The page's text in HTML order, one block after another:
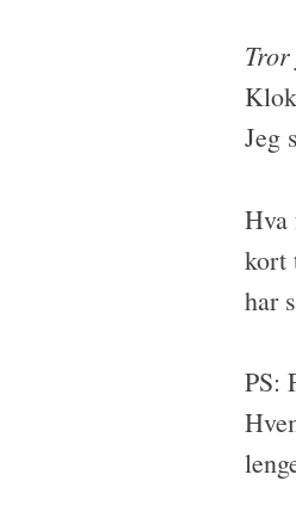
Jeg
Hva
kort
har
PS: